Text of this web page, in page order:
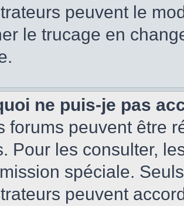
peuvent le
le trucage en
ne puis-je pas
forums peuvent être
Pour les consulter,
spéciale.
peuvent